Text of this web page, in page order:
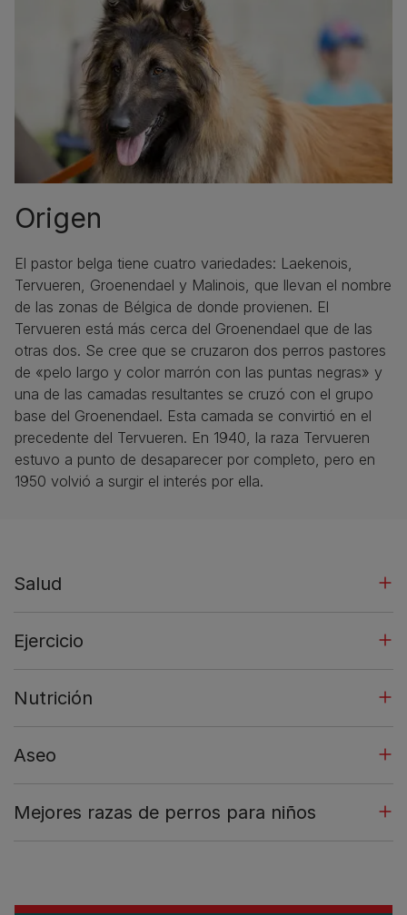
Origen
El pastor belga tiene cuatro variedades: Laekenois,
Tervueren, Groenendael y Malinois, que llevan el nombre
de las zonas de Bélgica de donde provienen. El
Tervueren está más cerca del Groenendael que de las
otras dos. Se cree que se cruzaron dos perros pastores
de «pelo largo y color marrón con las puntas negras» y
una de las camadas resultantes se cruzó con el grupo
base del Groenendael. Esta camada se convirtió en el
precedente del Tervueren. En 1940, la raza Tervueren
estuvo a punto de desaparecer por completo, pero en
1950 volvió a surgir el interés por ella.
Salud
Ejercicio
Nutrición
Aseo
Mejores razas de perros para niños